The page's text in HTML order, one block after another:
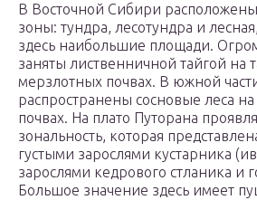
В Восточной Сибири
зоны: тундра, лесотундра и
здесь наибольшие площади.
заняты лиственничной тайгой на
мерзлотных почвах. В южной
распространены сосновые леса
почвах. На плато Путорана
зональность, которая
густыми зарослями кустарника
зарослями кедрового стланика и
Большое значение здесь имеет